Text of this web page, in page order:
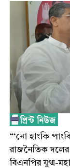
“‘নো হাংকি
রাজনৈতিক দলের
বিএনপির যুগ্ম-